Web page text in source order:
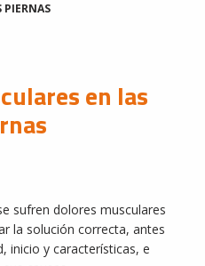
PIERNAS
en las
sufren dolores musculares
la solución correcta, antes
inicio y características, e